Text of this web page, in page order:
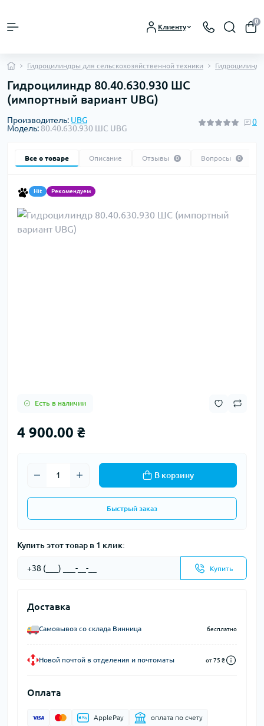
Клиенту
0
Гидроцилиндры для сельскохозяйственной техники
Гидроцилиндр 80.40.630.930 ШС
(импортный вариант UBG)
Производитель: UBG
Модель: 80.40.630.930 ШС UBG
0
Все о товаре Описание Отзывы 0 Вопросы 0
Hit Рекомендуем
Есть в наличии
4 900.00 ₴
В корзину
Быстрый заказ
Купить этот товар в 1 клик:
Купить
Доставка
Самовывоз со склада Винница бесплатно
Новой почтой в отделения и почтоматы от 75 ₴
Оплата
ApplePay оплата по счету